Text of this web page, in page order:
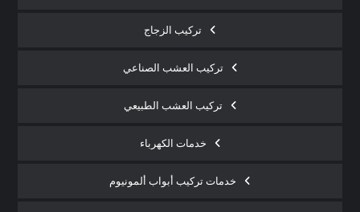
تركيب الزجاج
تركيب العشب الصناعي
تركيب العشب الطبيعي
خدمات الكهرباء
خدمات تركيب أبواب ألمونيوم